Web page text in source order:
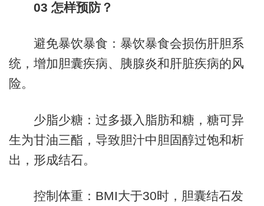
03 怎样预防？
避免暴饮暴食：暴饮暴食会损伤肝胆系
统，增加胆囊疾病、胰腺炎和肝脏疾病的风
险。
少脂少糖：过多摄入脂肪和糖，糖可异
生为甘油三酯，导致胆汁中胆固醇过饱和析
出，形成结石。
控制体重：BMI大于30时，胆囊结石发